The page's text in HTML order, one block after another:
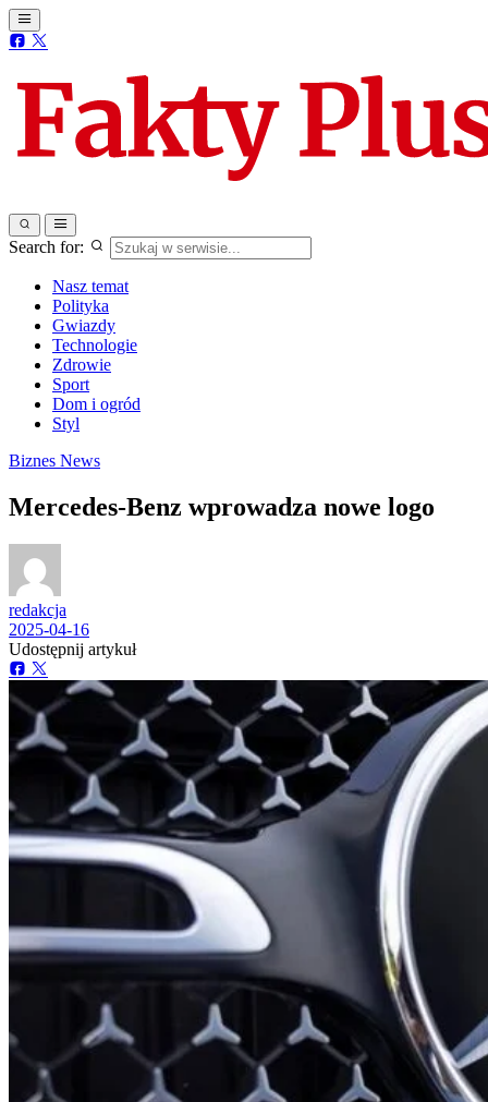
Search for:
Nasz temat
Polityka
Gwiazdy
Technologie
Zdrowie
Sport
Dom i ogród
Styl
Biznes News
Mercedes-Benz wprowadza nowe logo
redakcja
2025-04-16
Udostępnij artykuł